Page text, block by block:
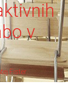
v
Fister